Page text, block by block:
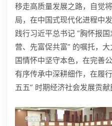
移走高质量发展之路，自觉
局，在中国式现代化进程中
践行习近平总书记 “胸怀报
营、先富促共富” 的嘱托，
国情怀中坚守本色，在完善
有序传承中深耕细作，在履
五五” 时期经济社会发展贡献